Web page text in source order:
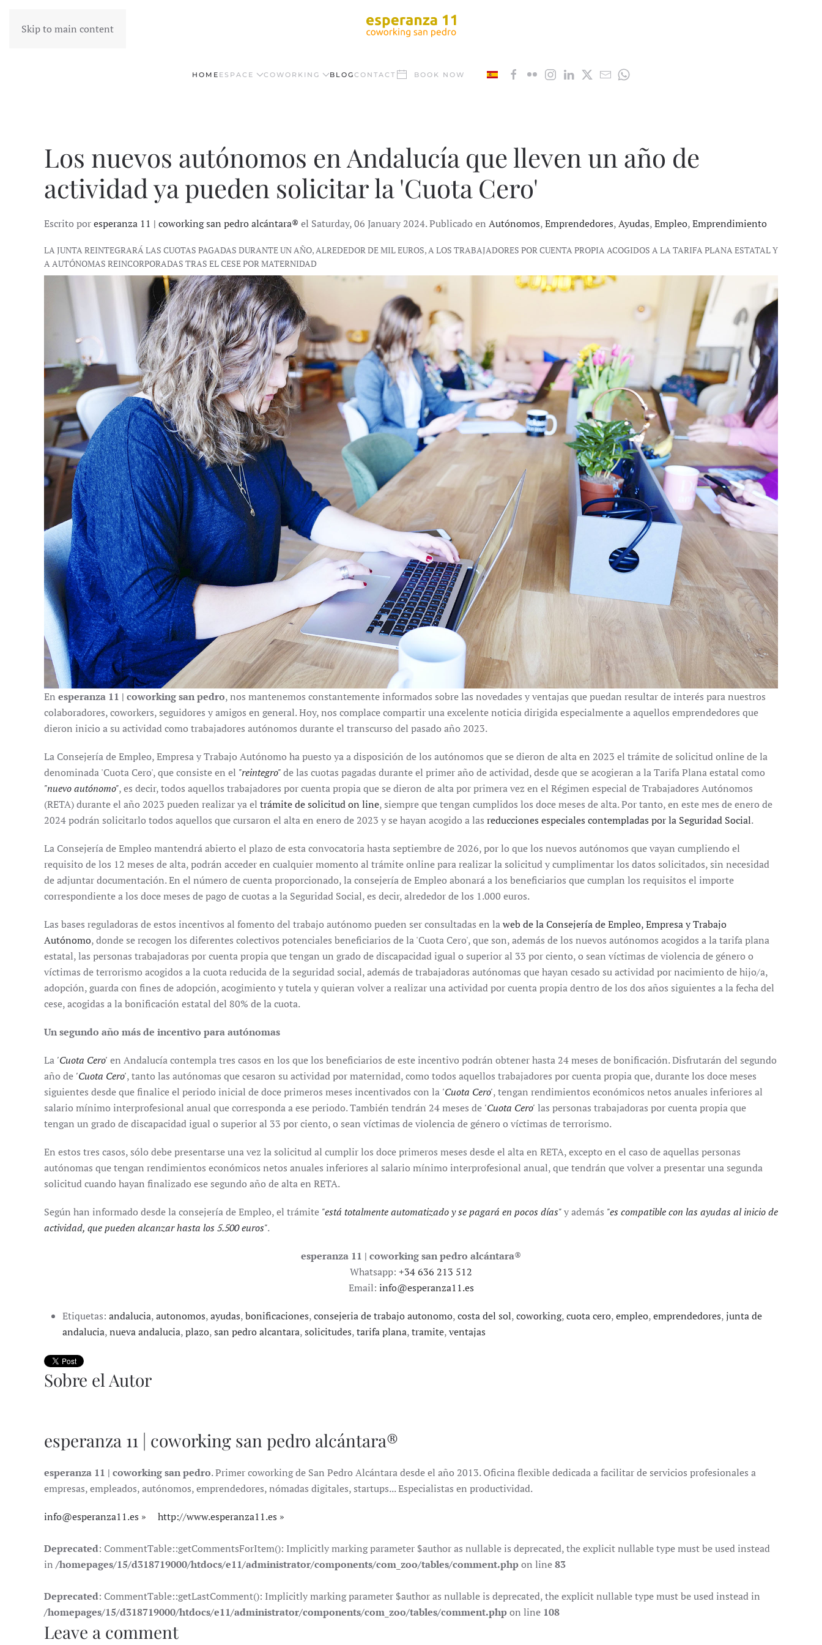
Skip to main content
HOME ESPACE COWORKING BLOGCONTACT BOOK NOW
Los nuevos autónomos en Andalucía que lleven un año de
actividad ya pueden solicitar la 'Cuota Cero'
Escrito poresperanza 11 | coworking san pedro alcántara® el Saturday, 06 January 2024. Publicado en Autónomos,Emprendedores,Ayudas,Empleo,Emprendimiento
LA JUNTA REINTEGRARÁ LAS CUOTAS PAGADAS DURANTE UN AÑO, ALREDEDOR DE MIL EUROS, A LOS TRABAJADORES POR CUENTA PROPIA ACOGIDOS A LA TARIFA PLANA ESTATAL Y
A AUTÓNOMAS REINCORPORADAS TRAS EL CESE POR MATERNIDAD
En esperanza 11 | coworking san pedro, nos mantenemos constantemente informados sobre las novedades y ventajas que puedan resultar de interés para nuestros
colaboradores, coworkers, seguidores y amigos en general. Hoy, nos complace compartir una excelente noticia dirigida especialmente a aquellos emprendedores que
dieron inicio a su actividad como trabajadores autónomos durante el transcurso del pasado año 2023.
La Consejería de Empleo, Empresa y Trabajo Autónomo ha puesto ya a disposición de los autónomos que se dieron de alta en 2023 el trámite de solicitud online de la
denominada 'Cuota Cero', que consiste en el "reintegro"de las cuotas pagadas durante el primer año de actividad, desde que se acogieran a la Tarifa Plana estatal como
"nuevo autónomo", es decir, todos aquellos trabajadores por cuenta propia que se dieron de alta por primera vez en el Régimen especial de Trabajadores Autónomos
(RETA) durante el año 2023 pueden realizar ya el trámite de solicitud on line, siempre que tengan cumplidos los doce meses de alta. Por tanto, en este mes de enero de
2024 podrán solicitarlo todos aquellos que cursaron el alta en enero de 2023 y se hayan acogido a las reducciones especiales contempladas por la Seguridad Social.
La Consejería de Empleo mantendrá abierto el plazo de esta convocatoria hasta septiembre de 2026, por lo que los nuevos autónomos que vayan cumpliendo el
requisito de los 12 meses de alta, podrán acceder en cualquier momento al trámite online para realizar la solicitud y cumplimentar los datos solicitados, sin necesidad
de adjuntar documentación. En el número de cuenta proporcionado, la consejería de Empleo abonará a los beneficiarios que cumplan los requisitos el importe
correspondiente a los doce meses de pago de cuotas a la Seguridad Social, es decir, alrededor de los 1.000 euros.
Las bases reguladoras de estos incentivos al fomento del trabajo autónomo pueden ser consultadas en laweb de la Consejería de Empleo, Empresa y Trabajo
Autónomo, donde se recogen los diferentes colectivos potenciales beneficiarios de la 'Cuota Cero', que son, además de los nuevos autónomos acogidos a la tarifa plana
estatal, las personas trabajadoras por cuenta propia que tengan un grado de discapacidad igual o superior al 33 por ciento, o sean víctimas de violencia de género o
víctimas de terrorismo acogidos a la cuota reducida de la seguridad social, además de trabajadoras autónomas que hayan cesado su actividad por nacimiento de hijo/a,
adopción, guarda con fines de adopción, acogimiento y tutela y quieran volver a realizar una actividad por cuenta propia dentro de los dos años siguientes a la fecha del
cese, acogidas a la bonificación estatal del 80% de la cuota.
Un segundo año más de incentivo para autónomas
La 'Cuota Cero' en Andalucía contempla tres casos en los que los beneficiarios de este incentivo podrán obtener hasta 24 meses de bonificación. Disfrutarán del segundo
año de 'Cuota Cero', tanto las autónomas que cesaron su actividad por maternidad, como todos aquellos trabajadores por cuenta propia que, durante los doce meses
siguientes desde que finalice el periodo inicial de doce primeros meses incentivados con la 'Cuota Cero', tengan rendimientos económicos netos anuales inferiores al
salario mínimo interprofesional anual que corresponda a ese periodo. También tendrán 24 meses de 'Cuota Cero' las personas trabajadoras por cuenta propia que
tengan un grado de discapacidad igual o superior al 33 por ciento, o sean víctimas de violencia de género o víctimas de terrorismo.
En estos tres casos, sólo debe presentarse una vez la solicitud al cumplir los doce primeros meses desde el alta en RETA, excepto en el caso de aquellas personas
autónomas que tengan rendimientos económicos netos anuales inferiores al salario mínimo interprofesional anual, que tendrán que volver a presentar una segunda
solicitud cuando hayan finalizado ese segundo año de alta en RETA.
Según han informado desde la consejería de Empleo, el trámite "está totalmente automatizado y se pagará en pocos días"y además "es compatible con las ayudas al inicio de
actividad, que pueden alcanzar hasta los 5.500 euros".
esperanza 11 | coworking san pedro alcántara®
Whatsapp: +34 636 213 512
Email: info@esperanza11.es
Etiquetas: andalucia,autonomos,ayudas,bonificaciones,consejeria de trabajo autonomo,costa del sol,coworking,cuota cero,empleo,emprendedores,junta de
andalucia,nueva andalucia,plazo,san pedro alcantara,solicitudes,tarifa plana,tramite,ventajas
Sobre el Autor
esperanza 11 | coworking san pedro alcántara®
esperanza 11 | coworking san pedro. Primer coworking de San Pedro Alcántara desde el año 2013. Oficina flexible dedicada a facilitar de servicios profesionales a
empresas, empleados, autónomos, emprendedores, nómadas digitales, startups... Especialistas en productividad.
info@esperanza11.es http://www.esperanza11.es
Deprecated: CommentTable::getCommentsForItem(): Implicitly marking parameter $author as nullable is deprecated, the explicit nullable type must be used instead
in /homepages/15/d318719000/htdocs/e11/administrator/components/com_zoo/tables/comment.phpon line83
Deprecated: CommentTable::getLastComment(): Implicitly marking parameter $author as nullable is deprecated, the explicit nullable type must be used instead in
/homepages/15/d318719000/htdocs/e11/administrator/components/com_zoo/tables/comment.phpon line 108
Leave a comment